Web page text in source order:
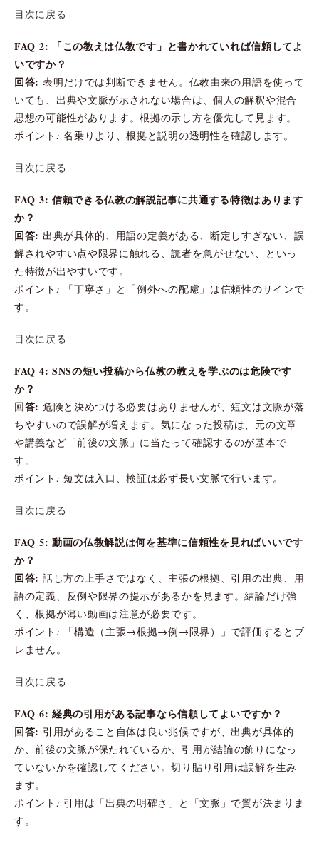
目次に戻る
FAQ 2: 「この教えは仏教です」と書かれていれば信頼してよ
いですか？
回答: 表明だけでは判断できません。仏教由来の用語を使って
いても、出典や文脈が示されない場合は、個人の解釈や混合
思想の可能性があります。根拠の示し方を優先して見ます。
ポイント: 名乗りより、根拠と説明の透明性を確認します。
目次に戻る
FAQ 3: 信頼できる仏教の解説記事に共通する特徴はあります
か？
回答: 出典が具体的、用語の定義がある、断定しすぎない、誤
解されやすい点や限界に触れる、読者を急がせない、といっ
た特徴が出やすいです。
ポイント: 「丁寧さ」と「例外への配慮」は信頼性のサインで
す。
目次に戻る
FAQ 4: SNSの短い投稿から仏教の教えを学ぶのは危険です
か？
回答: 危険と決めつける必要はありませんが、短文は文脈が落
ちやすいので誤解が増えます。気になった投稿は、元の文章
や講義など「前後の文脈」に当たって確認するのが基本で
す。
ポイント: 短文は入口、検証は必ず長い文脈で行います。
目次に戻る
FAQ 5: 動画の仏教解説は何を基準に信頼性を見ればいいです
か？
回答: 話し方の上手さではなく、主張の根拠、引用の出典、用
語の定義、反例や限界の提示があるかを見ます。結論だけ強
く、根拠が薄い動画は注意が必要です。
ポイント: 「構造（主張→根拠→例→限界）」で評価するとブ
レません。
目次に戻る
FAQ 6: 経典の引用がある記事なら信頼してよいですか？
回答: 引用があること自体は良い兆候ですが、出典が具体的
か、前後の文脈が保たれているか、引用が結論の飾りになっ
ていないかを確認してください。切り貼り引用は誤解を生み
ます。
ポイント: 引用は「出典の明確さ」と「文脈」で質が決まりま
す。